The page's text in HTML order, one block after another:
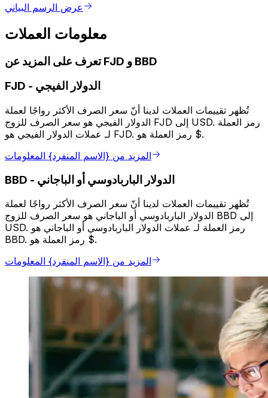
عرض الرسم البياني
معلومات العملات
تعرف على المزيد عن FJD و BBD
FJD - الدولار الفيجي
تُظهر تقييمات العملات لدينا أنّ سعر الصرف الأكثر رواجًا لعملة
الدولار الفيجي هو سعر الصرف للزوج FJD إلى USD. رمز العملة
لـ عملات الدولار الفيجي هو FJD. رمز العملة هو $.
المزيد من {الاسم المنفرد} المعلومات
BBD - الدولار الباربادوسي أو الباجاني
تُظهر تقييمات العملات لدينا أنّ سعر الصرف الأكثر رواجًا لعملة
الدولار الباربادوسي أو الباجاني هو سعر الصرف للزوج BBD إلى
USD. رمز العملة لـ عملات الدولار الباربادوسي أو الباجاني هو
BBD. رمز العملة هو $.
المزيد من {الاسم المنفرد} المعلومات